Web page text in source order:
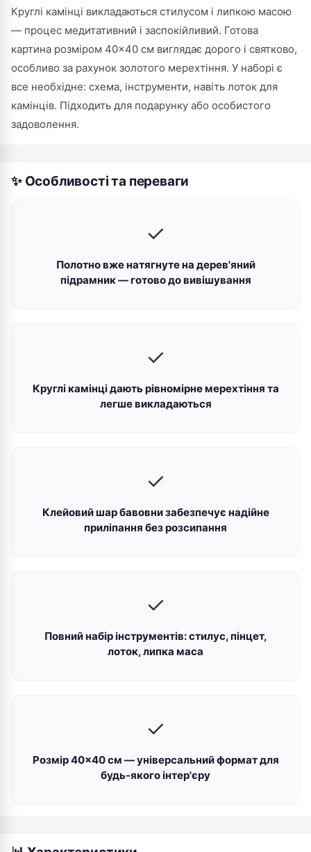
Круглі камінці викладаються стилусом і липкою масою
— процес медитативний і заспокійливий. Готова
картина розміром 40×40 см виглядає дорого і святково,
особливо за рахунок золотого мерехтіння. У наборі є
все необхідне: схема, інструменти, навіть лоток для
камінців. Підходить для подарунку або особистого
задоволення.
✨ Особливості та переваги
✓
Полотно вже натягнуте на дерев'яний
підрамник — готово до вивішування
✓
Круглі камінці дають рівномірне мерехтіння та
легше викладаються
✓
Клейовий шар бавовни забезпечує надійне
приліпання без розсипання
✓
Повний набір інструментів: стилус, пінцет,
лоток, липка маса
✓
Розмір 40×40 см — універсальний формат для
будь-якого інтер'єру